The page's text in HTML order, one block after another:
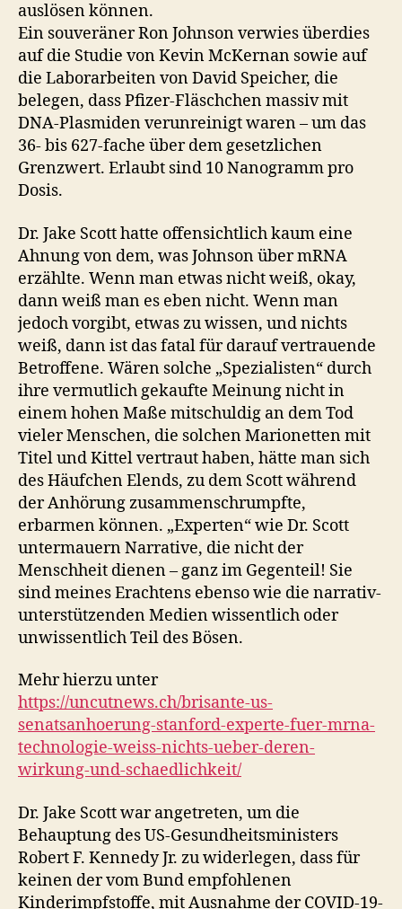
auslösen können.
Ein souveräner Ron Johnson verwies überdies
auf die Studie von Kevin McKernan sowie auf
die Laborarbeiten von David Speicher, die
belegen, dass Pfizer-Fläschchen massiv mit
DNA-Plasmiden verunreinigt waren – um das
36- bis 627-fache über dem gesetzlichen
Grenzwert. Erlaubt sind 10 Nanogramm pro
Dosis.
Dr. Jake Scott hatte offensichtlich kaum eine
Ahnung von dem, was Johnson über mRNA
erzählte. Wenn man etwas nicht weiß, okay,
dann weiß man es eben nicht. Wenn man
jedoch vorgibt, etwas zu wissen, und nichts
weiß, dann ist das fatal für darauf vertrauende
Betroffene. Wären solche „Spezialisten“ durch
ihre vermutlich gekaufte Meinung nicht in
einem hohen Maße mitschuldig an dem Tod
vieler Menschen, die solchen Marionetten mit
Titel und Kittel vertraut haben, hätte man sich
des Häufchen Elends, zu dem Scott während
der Anhörung zusammenschrumpfte,
erbarmen können. „Experten“ wie Dr. Scott
untermauern Narrative, die nicht der
Menschheit dienen – ganz im Gegenteil! Sie
sind meines Erachtens ebenso wie die narrativ-
unterstützenden Medien wissentlich oder
unwissentlich Teil des Bösen.
Mehr hierzu unter
https://uncutnews.ch/brisante-us-
senatsanhoerung-stanford-experte-fuer-mrna-
technologie-weiss-nichts-ueber-deren-
wirkung-und-schaedlichkeit/
Dr. Jake Scott war angetreten, um die
Behauptung des US-Gesundheitsministers
Robert F. Kennedy Jr. zu widerlegen, dass für
keinen der vom Bund empfohlenen
Kinderimpfstoffe, mit Ausnahme der COVID-19-